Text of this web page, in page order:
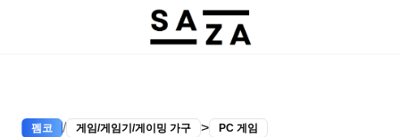
펨코 / 게임/게임기/게이밍 가구 > PC 게임